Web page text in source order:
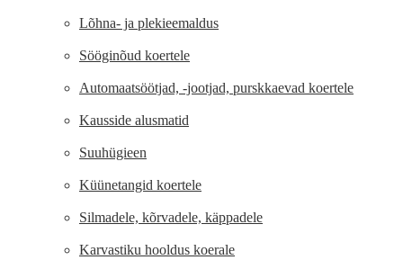
Lõhna- ja plekieemaldus
Sööginõud koertele
Automaatsöötjad, -jootjad, purskkaevad koertele
Kausside alusmatid
Suuhügieen
Küünetangid koertele
Silmadele, kõrvadele, käppadele
Karvastiku hooldus koerale